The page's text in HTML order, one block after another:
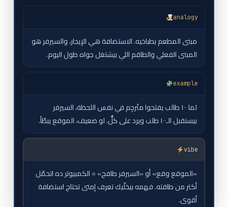
analogy
مبنى المطعم بطباخيه. الاستضافة هي الإيجار، والسيرفر هو
المبنى الفعلي والطاقم اللي بيشتغل جواه طول اليوم.
example
لما ١٠٠ طالب يفتحوا متُرجِم في نفس اللحظة، السيرفر
بيستقبل الـ١٠٠ طلب ويرد على كلٌّ. لو ضعيف، الموقع يبطّأ.
vibe
«الموقع وقع» أو «السيرفر طافح» = الكمبيوتر ده اتحمّل
أكتر من طاقته. فهمه بيخلّيك تعرف إمتى تحتاج استضافة
أقوى.